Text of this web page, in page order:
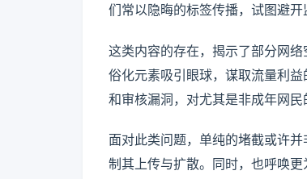
们常以隐晦的标签传播，试图避开
这类内容的存在，揭示了部分网
俗化元素吸引眼球，谋取流量利
和审核漏洞，对尤其是非成年网
面对此类问题，单纯的堵截或许
制其上传与扩散。同时，也呼唤